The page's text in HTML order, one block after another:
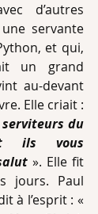
d’autres
servante
et qui,
un grand
au-devant
Elle criait :
serviteurs du
ils vous
». Elle fit
jours. Paul